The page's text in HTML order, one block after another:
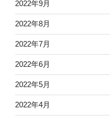
2022年9月
2022年8月
2022年7月
2022年6月
2022年5月
2022年4月